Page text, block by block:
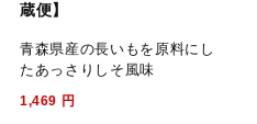
蔵便】
青森県産の長いもを原料にし
たあっさりしそ風味
1,469 円